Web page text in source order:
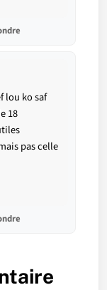
lou ko saf
18
pas celle